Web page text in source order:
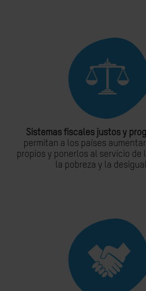
Sistemas fiscales justos y
permitan a los países
propios y ponerlos al servicio de
la pobreza y la